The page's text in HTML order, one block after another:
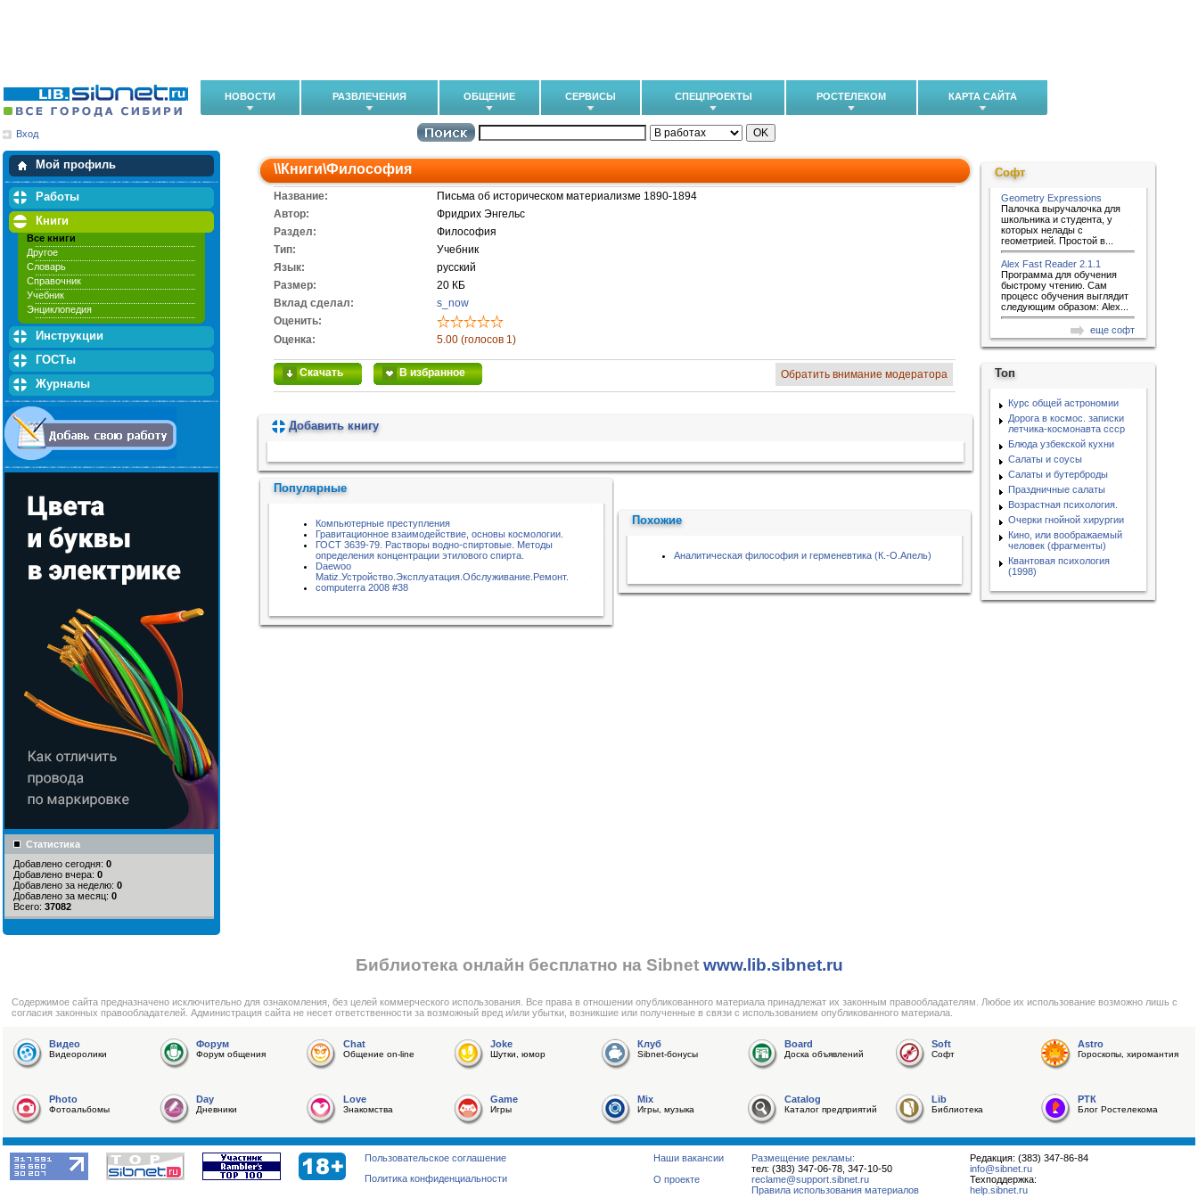
НОВОСТИ РАЗВЛЕЧЕНИЯ ОБЩЕНИЕ СЕРВИСЫ СПЕЦПРОЕКТЫ РОСТЕЛЕКОМ КАРТА САЙТА
Вход
Мой профиль
Мои закладки
Работы
Книги
Все книги
Другое
Словарь
Справочник
Учебник
Энциклопедия
Инструкции
ГОСТы
Журналы
Статистика
Добавлено сегодня: 0
Добавлено вчера: 0
Добавлено за неделю: 0
Добавлено за месяц: 0
Всего: 37082
\\Книги\Философия
Название:
Письма об историческом материализме 1890-1894
Автор:
Фридрих Энгельс
Раздел:
Философия
Тип:
Учебник
Язык:
русский
Размер:
20 КБ
Вклад сделал:
s_now
Оценить:
Оценка:
5.00 (голосов 1)
Скачать В избранное Обратить внимание модератора
Добавить книгу
Популярные
Компьютерные преступления
Гравитационное взаимодействие, основы космологии.
ГОСТ 3639-79. Растворы водно-спиртовые. Методы
определения концентрации этилового спирта.
Daewoo
Matiz.Устройство.Эксплуатация.Обслуживание.Ремонт.
computerra 2008 #38
Похожие
Аналитическая философия и герменевтика (К.-О.Апель)
Софт
Geometry Expressions
Палочка выручалочка для
школьника и студента, у
которых нелады с
геометрией. Простой в...
Alex Fast Reader 2.1.1
Программа для обучения
быстрому чтению. Сам
процесс обучения выглядит
следующим образом: Alex...
еще софт
Топ
Курс общей астрономии
Дорога в космос. записки
летчика-космонавта ссср
Блюда узбекской кухни
Салаты и соусы
Салаты и бутерброды
Праздничные салаты
Возрастная психология.
Очерки гнойной хирургии
Кино, или воображаемый
человек (фрагменты)
Квантовая психология
(1998)
Библиотека онлайн бесплатно на Sibnet www.lib.sibnet.ru
Cодержимое сайта предназначено исключительно для ознакомления, без целей коммерческого использования. Все права в отношении опубликованного материала принадлежат их законным правообладателям. Любое их использование возможно лишь с
согласия законных правообладателей. Администрация сайта не несет ответственности за возможный вред и/или убытки, возникшие или полученные в связи с использованием опубликованного материала.
Видео
Видеоролики
Форум
Форум общения
Chat
Общение on-line
Joke
Шутки, юмор
Клуб
Sibnet-бонусы
Board
Доска объявлений
Soft
Софт
Astro
Гороскопы, хиромантия
Photo
Фотоальбомы
Day
Дневники
Love
Знакомства
Game
Игры
Mix
Игры, музыка
Catalog
Каталог предприятий
Lib
Библиотека
РТК
Блог Ростелекома
Редакция: (383) 347-86-84
info@sibnet.ru
Техподдержка:
help.sibnet.ru
Размещение рекламы:
тел: (383) 347-06-78, 347-10-50
reclame@support.sibnet.ru
Правила использования материалов
Наши вакансии
О проекте
Пользовательское соглашение
Политика конфиденциальности